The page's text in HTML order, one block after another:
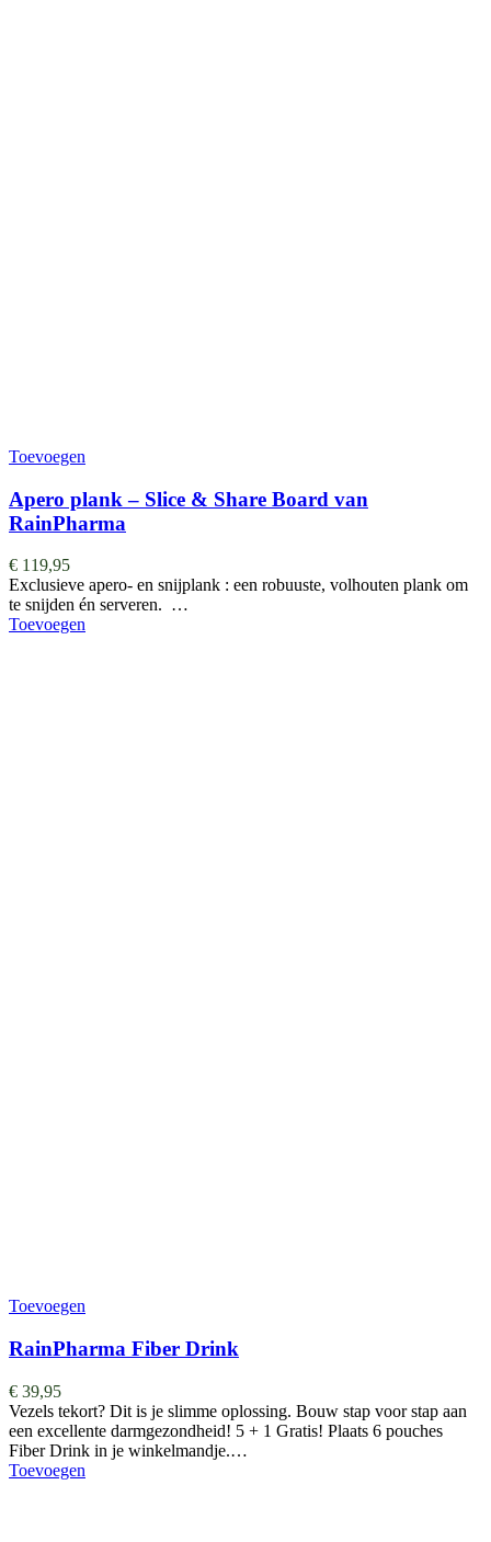
Toevoegen
Apero plank – Slice & Share Board van
RainPharma
€ 119,95
Exclusieve apero- en snijplank : een robuuste, volhouten plank om
te snijden én serveren. …
Toevoegen
Toevoegen
RainPharma Fiber Drink
€ 39,95
Vezels tekort? Dit is je slimme oplossing. Bouw stap voor stap aan
een excellente darmgezondheid! 5 + 1 Gratis! Plaats 6 pouches
Fiber Drink in je winkelmandje.…
Toevoegen